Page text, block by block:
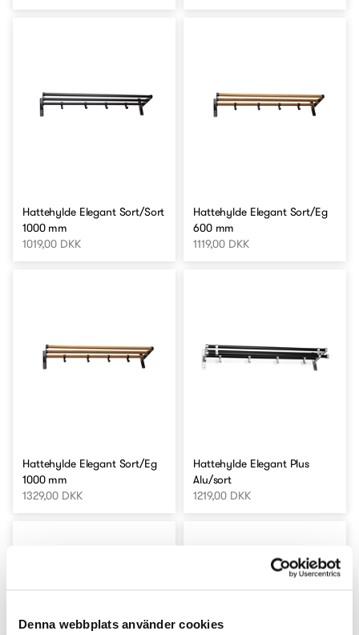
Denna webbplats använder cookies
Hattehylde Elegant Sort/Sort
1000 mm
1019,00 DKK
Hattehylde Elegant Sort/Eg
600 mm
1119,00 DKK
Hattehylde Elegant Sort/Eg
1000 mm
1329,00 DKK
Hattehylde Elegant Plus
Alu/sort
1219,00 DKK